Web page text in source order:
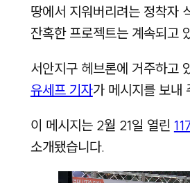
땅에서 지워버리려는 정착자
잔혹한 프로젝트는 계속되고
서안지구 헤브론에 거주하고
유세프 기자가 메시지를 보내
이 메시지는 2월 21일 열린
소개됐습니다.